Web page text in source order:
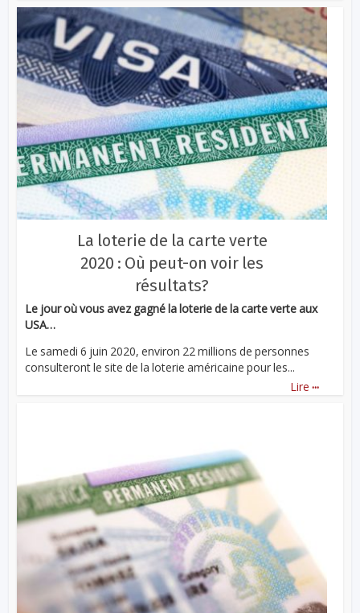
La loterie de la carte verte
2020 : Où peut-on voir les
résultats?
Le jour où vous avez gagné la loterie de la carte verte aux
USA…
Le samedi 6 juin 2020, environ 22 millions de personnes
consulteront le site de la loterie américaine pour les...
Lire ...